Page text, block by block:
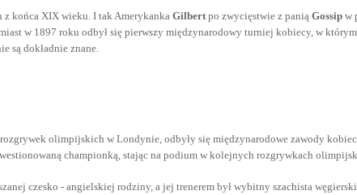
końca XIX wieku. I tak Amerykanka Gilbert po zwycięstwie z panią Gossip w
w 1897 roku odbył się pierwszy międzynarodowy turniej kobiecy, w
są dokładnie znane.
olimpijskich w Londynie, odbyły się międzynarodowe zawody
championką, stając na podium w kolejnych rozgrywkach
czesko - angielskiej rodziny, a jej trenerem był wybitny szachista węgierski